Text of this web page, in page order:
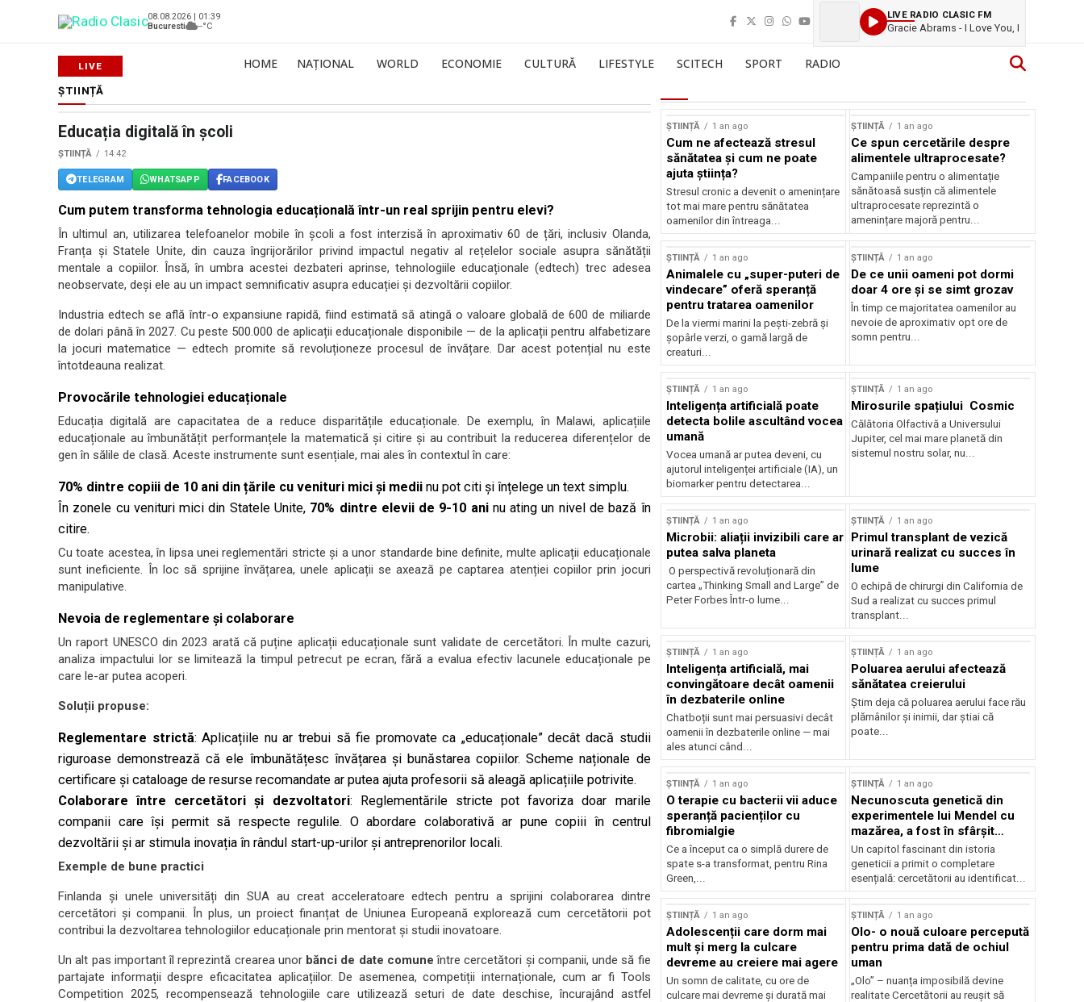
08.08.2026 | 01:39
Bucuresti
--°C
LIVE RADIO CLASIC FM
Gracie Abrams - I Love You, I
HOME NAȚIONAL WORLD ECONOMIE CULTURĂ LIFESTYLE SCITECH SPORT RADIO
ȘTIINȚĂ
Educația digitală în școli
ȘTIINȚĂ 14:42
TELEGRAM WHATSAPP FACEBOOK
Cum putem transforma tehnologia educațională într-un real sprijin pentru elevi?
În ultimul an, utilizarea telefoanelor mobile în școli a fost interzisă în aproximativ 60 de țări, inclusiv Olanda,
Franța și Statele Unite, din cauza îngrijorărilor privind impactul negativ al rețelelor sociale asupra sănătății
mentale a copiilor. Însă, în umbra acestei dezbateri aprinse, tehnologiile educaționale (edtech) trec adesea
neobservate, deși ele au un impact semnificativ asupra educației și dezvoltării copiilor.
Industria edtech se află într-o expansiune rapidă, fiind estimată să atingă o valoare globală de 600 de miliarde
de dolari până în 2027. Cu peste 500.000 de aplicații educaționale disponibile — de la aplicații pentru alfabetizare
la jocuri matematice — edtech promite să revoluționeze procesul de învățare. Dar acest potențial nu este
întotdeauna realizat.
Provocările tehnologiei educaționale
Educația digitală are capacitatea de a reduce disparitățile educaționale. De exemplu, în Malawi, aplicațiile
educaționale au îmbunătățit performanțele la matematică și citire și au contribuit la reducerea diferențelor de
gen în sălile de clasă. Aceste instrumente sunt esențiale, mai ales în contextul în care:
70% dintre copiii de 10 ani din țările cu venituri mici și medii nu pot citi și înțelege un text simplu.
În zonele cu venituri mici din Statele Unite, 70% dintre elevii de 9-10 aninu ating un nivel de bază în
citire.
Cu toate acestea, în lipsa unei reglementări stricte și a unor standarde bine definite, multe aplicații educaționale
sunt ineficiente. În loc să sprijine învățarea, unele aplicații se axează pe captarea atenției copiilor prin jocuri
manipulative.
Nevoia de reglementare și colaborare
Un raport UNESCO din 2023 arată că puține aplicații educaționale sunt validate de cercetători. În multe cazuri,
analiza impactului lor se limitează la timpul petrecut pe ecran, fără a evalua efectiv lacunele educaționale pe
care le-ar putea acoperi.
Soluții propuse:
Reglementare strictă: Aplicațiile nu ar trebui să fie promovate ca „educaționale” decât dacă studii
riguroase demonstrează că ele îmbunătățesc învățarea și bunăstarea copiilor. Scheme naționale de
certificare și cataloage de resurse recomandate ar putea ajuta profesorii să aleagă aplicațiile potrivite.
Colaborare între cercetători și dezvoltatori: Reglementările stricte pot favoriza doar marile
companii care își permit să respecte regulile. O abordare colaborativă ar pune copiii în centrul
dezvoltării și ar stimula inovația în rândul start-up-urilor și antreprenorilor locali.
Exemple de bune practici
Finlanda și unele universități din SUA au creat acceleratoare edtech pentru a sprijini colaborarea dintre
cercetători și companii. În plus, un proiect finanțat de Uniunea Europeană explorează cum cercetătorii pot
contribui la dezvoltarea tehnologiilor educaționale prin mentorat și studii inovatoare.
Un alt pas important îl reprezintă crearea unor bănci de date comune între cercetători și companii, unde să fie
partajate informații despre eficacitatea aplicațiilor. De asemenea, competiții internaționale, cum ar fi Tools
Competition 2025, recompensează tehnologiile care utilizează seturi de date deschise, încurajând astfel
ȘTIINȚĂ 1 an ago
Cum ne afectează stresul
sănătatea și cum ne poate
ajuta știința?
Stresul cronic a devenit o amenințare
tot mai mare pentru sănătatea
oamenilor din întreaga...
ȘTIINȚĂ 1 an ago
Ce spun cercetările despre
alimentele ultraprocesate?
Campaniile pentru o alimentație
sănătoasă susțin că alimentele
ultraprocesate reprezintă o
amenințare majoră pentru...
ȘTIINȚĂ 1 an ago
Animalele cu „super-puteri de
vindecare” oferă speranță
pentru tratarea oamenilor
De la viermi marini la pești-zebră și
șopârle verzi, o gamă largă de
creaturi...
ȘTIINȚĂ 1 an ago
De ce unii oameni pot dormi
doar 4 ore și se simt grozav
În timp ce majoritatea oamenilor au
nevoie de aproximativ opt ore de
somn pentru...
ȘTIINȚĂ 1 an ago
Inteligența artificială poate
detecta bolile ascultând vocea
umană
Vocea umană ar putea deveni, cu
ajutorul inteligenței artificiale (IA), un
biomarker pentru detectarea...
ȘTIINȚĂ 1 an ago
Mirosurile spațiului Cosmic
Călătoria Olfactivă a Universului
Jupiter, cel mai mare planetă din
sistemul nostru solar, nu...
ȘTIINȚĂ 1 an ago
Microbii: aliații invizibili care ar
putea salva planeta
O perspectivă revoluționară din
cartea „Thinking Small and Large” de
Peter Forbes Într-o lume...
ȘTIINȚĂ 1 an ago
Primul transplant de vezică
urinară realizat cu succes în
lume
O echipă de chirurgi din California de
Sud a realizat cu succes primul
transplant...
ȘTIINȚĂ 1 an ago
Inteligența artificială, mai
convingătoare decât oamenii
în dezbaterile online
Chatboții sunt mai persuasivi decât
oamenii în dezbaterile online — mai
ales atunci când...
ȘTIINȚĂ 1 an ago
Poluarea aerului afectează
sănătatea creierului
Știm deja că poluarea aerului face rău
plămânilor și inimii, dar știai că
poate...
ȘTIINȚĂ 1 an ago
O terapie cu bacterii vii aduce
speranță pacienților cu
fibromialgie
Ce a început ca o simplă durere de
spate s-a transformat, pentru Rina
Green,...
ȘTIINȚĂ 1 an ago
Necunoscuta genetică din
experimentele lui Mendel cu
mazărea, a fost în sfârșit
rezolvară
Un capitol fascinant din istoria
geneticii a primit o completare
esențială: cercetătorii au identificat...
ȘTIINȚĂ 1 an ago
Adolescenții care dorm mai
mult și merg la culcare
devreme au creiere mai agere
Un somn de calitate, cu ore de
culcare mai devreme și durată mai
ȘTIINȚĂ 1 an ago
Olo- o nouă culoare percepută
pentru prima dată de ochiul
uman
„Olo” – nuanța imposibilă devine
realitate Cercetătorii au reușit să